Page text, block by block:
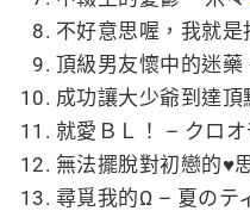
不好意思喔，我就
頂級男友懷中的迷
成功讓大少爺到達
就愛ＢＬ！ – クロ
無法擺脫對初戀的♥
尋覓我的Ω – 夏のテ